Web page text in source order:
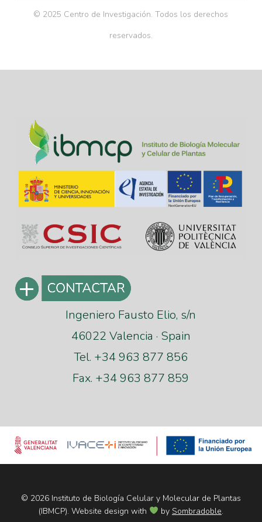
© 2025 Centro de Investigación. Todos los derechos
reservados.
Ingeniero Fausto Elio, s/n
46022 Valencia · Spain
Tel. +34 963 877 856
Fax. +34 963 877 859
© 2026 Instituto de Biología Celular y Molecular de Plantas
(IBMCP). Website design with
by Sombradoble.